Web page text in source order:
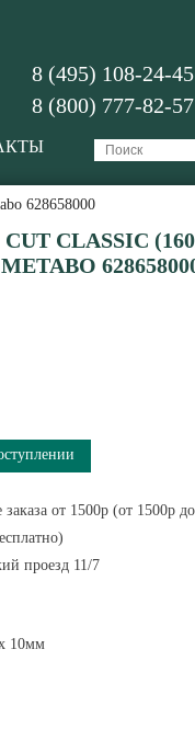
8 (495) 108-24-45
8 (800) 777-82-57
628658000
CLASSIC
от 1500р (от 1500р
проезд 11/7
10мм